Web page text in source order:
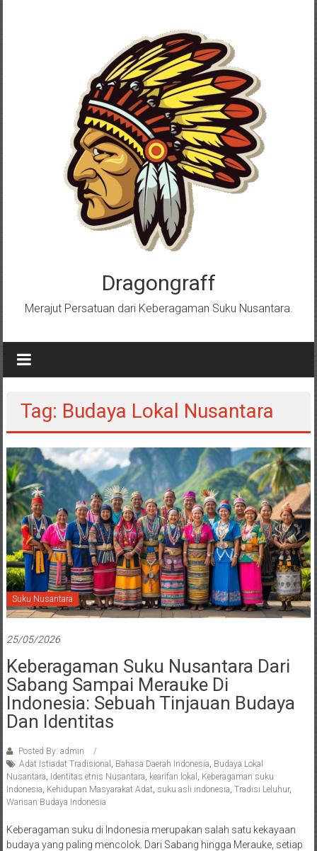
Dragongraff
Merajut Persatuan dari Keberagaman Suku Nusantara.
Tag: Budaya Lokal Nusantara
Suku Nusantara
25/05/2026
Keberagaman Suku Nusantara Dari
Sabang Sampai Merauke Di
Indonesia: Sebuah Tinjauan Budaya
Dan Identitas
Posted By: admin
Adat Istiadat Tradisional
Bahasa Daerah Indonesia Budaya Lokal
Nusantara Identitas etnis Nusantara kearifan lokal
Keberagaman suku
Indonesia Kehidupan Masyarakat Adat suku asli indonesia Tradisi Leluhur,
Warisan Budaya Indonesia
Keberagaman suku di Indonesia merupakan salah satu kekayaan
budaya yang paling mencolok. Dari Sabang hingga Merauke, setiap